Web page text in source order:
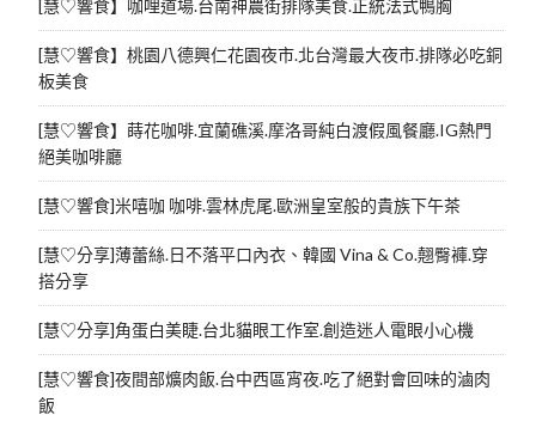
[慧♡響食】咖哩道場.台南神農街排隊美食.正統法式鴨胸
[慧♡響食】桃園八德興仁花園夜市.北台灣最大夜市.排隊必吃銅
板美食
[慧♡響食】蒔花咖啡.宜蘭礁溪.摩洛哥純白渡假風餐廳.IG熱門
絕美咖啡廳
[慧♡響食]米嘻咖 咖啡.雲林虎尾.歐洲皇室般的貴族下午茶
[慧♡分享]薄蕾絲.日不落平口內衣、韓國 Vina & Co.翹臀褲.穿
搭分享
[慧♡分享]角蛋白美睫.台北貓眼工作室.創造迷人電眼小心機
[慧♡響食]夜間部爌肉飯.台中西區宵夜.吃了絕對會回味的滷肉
飯